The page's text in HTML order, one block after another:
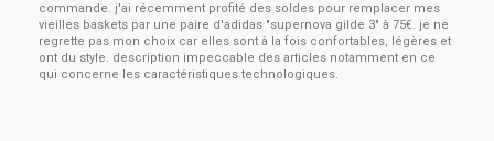
commande. j'ai récemment profité des soldes pour remplacer mes
vieilles baskets par une paire d'adidas "supernova gilde 3" à 75€. je ne
regrette pas mon choix car elles sont à la fois confortables, légères et
ont du style. description impeccable des articles notamment en ce
qui concerne les caractéristiques technologiques.